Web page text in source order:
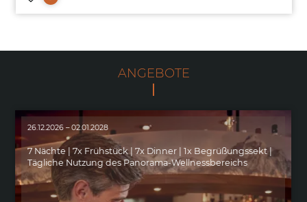
ANGEBOTE
26.12.2026 – 02.01.2028
7 Nächte | 7x Frühstück | 7x Dinner | 1x Begrüßungssekt |
Tägliche Nutzung des Panorama-Wellnessbereichs